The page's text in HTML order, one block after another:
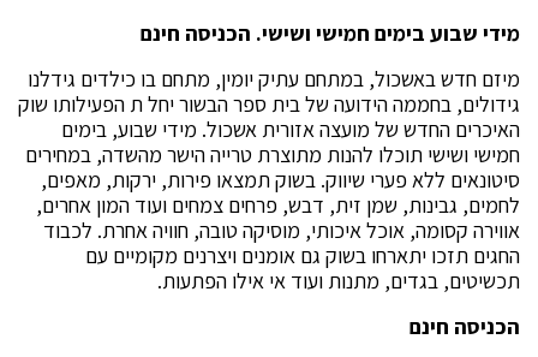
מידי שבוע בימים חמישי ושישי.הכניסה חינם
מיזם חדש באשכול, במתחם עתיק יומין, מתחם בו כילדים גידלנו
גידולים, בחממה הידועה של בית ספר הבשור יחל ת הפעילותו שוק
האיכרים החדש של מועצה אזורית אשכול. מידי שבוע, בימים
חמישי ושישי תוכלו להנות מתוצרת טרייה הישר מהשדה, במחירים
סיטונאים ללא פערי שיווק. בשוק תמצאו פירות, ירקות, מאפים,
לחמים, גבינות, שמן זית, דבש, פרחים צמחים ועוד המון אחרים,
אווירה קסומה, אוכל איכותי, מוסיקה טובה, חוויה אחרת. לכבוד
החגים תזכו יתארחו בשוק גם אומנים ויצרנים מקומיים עם
תכשיטים, בגדים, מתנות ועוד אי אילו הפתעות.
הכניסה חינם